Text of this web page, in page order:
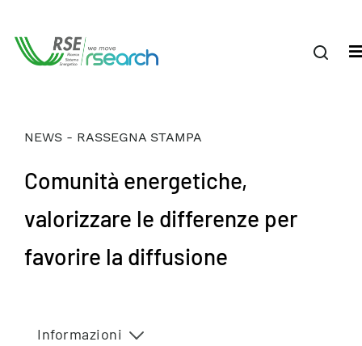
NEWS - RASSEGNA STAMPA
Comunità energetiche,
valorizzare le differenze per
favorire la diffusione
Informazioni